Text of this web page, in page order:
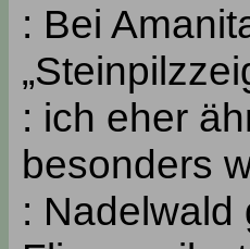
: Bei
: ich eher
besonders
: